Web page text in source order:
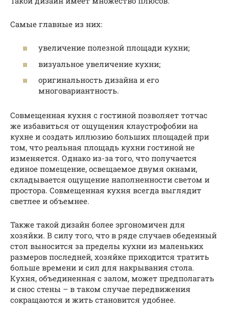
Самые главные из них:
увеличение полезной площади кухни;
визуальное увеличение кухни;
оригинальность дизайна и его
многовариантность.
Совмещенная кухня с гостиной позволяет тотчас
же избавиться от ощущения клаустрофобии на
кухне и создать иллюзию больших площадей при
том, что реальная площадь кухни гостиной не
изменяется. Однако из-за того, что получается
единое помещение, освещаемое двумя окнами,
складывается ощущение наполненности светом и
простора. Совмещенная кухня всегда выглядит
светлее и объемнее.
Также такой дизайн более эргономичен для
хозяйки. В силу того, что в ряде случаев обеденный
стол выносится за пределы кухни из маленьких
размеров последней, хозяйке приходится тратить
больше времени и сил для накрывания стола.
Кухня, объединенная с залом, может предполагать
и снос стены – в таком случае передвижения
сокращаются и жить становится удобнее.